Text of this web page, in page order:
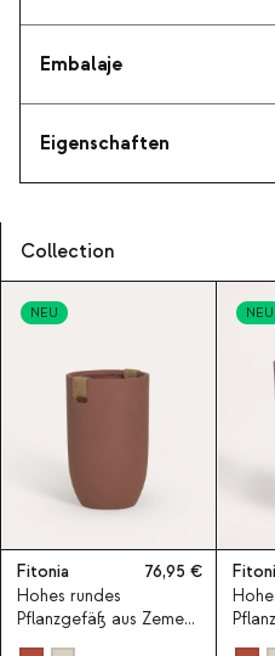
Embalaje
Eigenschaften
Collection
NEU
Fitonia
76,95
Hohes rundes
Pflanzgefäß aus Zement
Fitonia
NEU